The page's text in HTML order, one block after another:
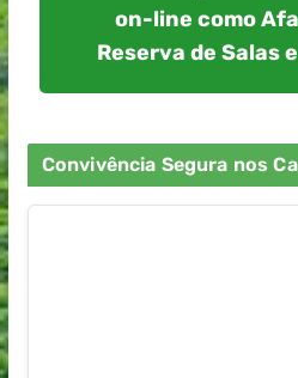
on-line como
Reserva de Salas
Convivência Segura nos